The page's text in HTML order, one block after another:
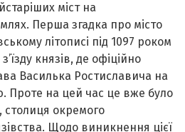
міст на
Перша згадка про місто
літописі під 1097 роком
князів, де офіційно
Василька Ростиславича на
Проте на цей час це вже було
столиця окремого
Щодо виникнення цієї